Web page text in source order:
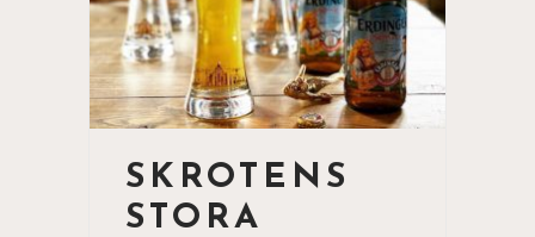
SKROTENS
STORA